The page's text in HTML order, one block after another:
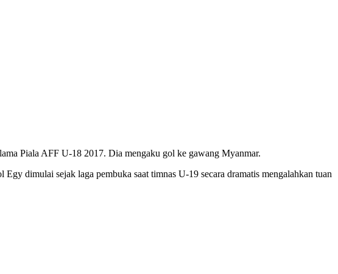
Piala AFF U-18 2017. Dia mengaku gol ke gawang Myanmar.
dimulai sejak laga pembuka saat timnas U-19 secara dramatis mengalahkan tuan